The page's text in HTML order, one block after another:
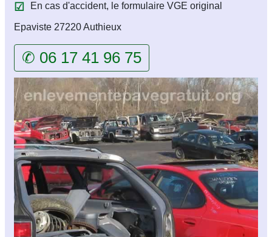
En cas d'accident, le formulaire VGE original
Epaviste 27220 Authieux
✆ 06 17 41 96 75